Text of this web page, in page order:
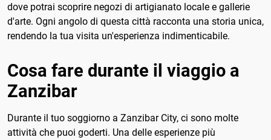
dove potrai scoprire negozi di artigianato locale e gallerie
d'arte. Ogni angolo di questa città racconta una storia unica,
rendendo la tua visita un'esperienza indimenticabile.
Cosa fare durante il viaggio a
Zanzibar
Durante il tuo soggiorno a Zanzibar City, ci sono molte
attività che puoi goderti. Una delle esperienze più